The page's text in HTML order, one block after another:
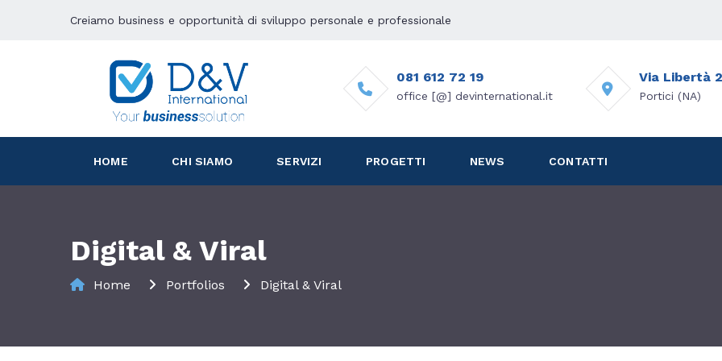
Creiamo business e opportunità di sviluppo personale e professionale
081 612 72 19
office [@] devinternational.it
Via Libertà
Portici (NA)
HOME CHI SIAMO SERVIZI PROGETTI NEWS CONTATTI
Digital & Viral
Home Portfolios Digital & Viral